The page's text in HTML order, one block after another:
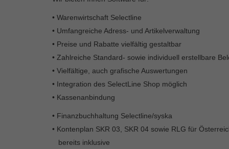
• Warenwirtschaft Selectline
• Umfangreiche Adress- und Artikelverwaltung
• Preise und Rabatte vielfältig gestaltbar
• Zahlreiche Standard- sowie individuell erstellbare
• Vielfältige, auch grafische Auswertungen
• Integration des SelectLine Shop möglich
• Kassenanbindung
• Finanzbuchhaltung Selectline/syska
• Kontenplan SKR 03, SKR 04 sowie RLG für
bereits inklusive